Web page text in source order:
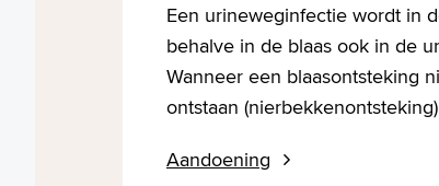
Een urineweginfectie wordt in
behalve in de blaas ook in de
Wanneer een blaasontsteking
ontstaan
Aandoening